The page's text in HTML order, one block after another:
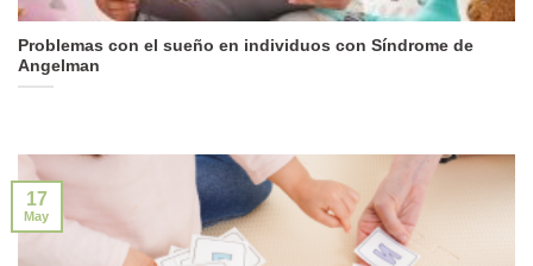
Problemas con el sueño en individuos con Síndrome de
Angelman
17
May